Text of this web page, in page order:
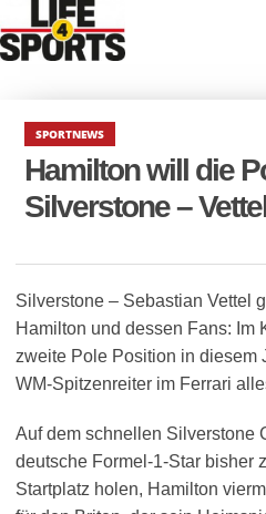
SPORTNEWS
Hamilton will die
Silverstone –
Silverstone – Sebastian Vettel
Hamilton und dessen Fans: Im
zweite Pole Position in diesem
WM-Spitzenreiter im Ferrari
Auf dem schnellen Silverstone
deutsche Formel-1-Star bisher
Startplatz holen, Hamilton